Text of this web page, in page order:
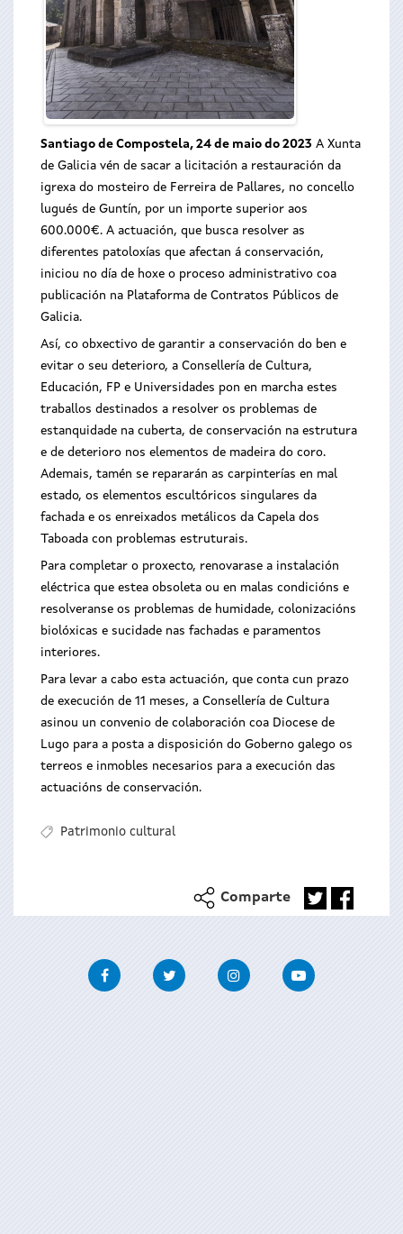
Santiago de Compostela, 24 de maio do 2023 A Xunta
de Galicia vén de sacar a licitación a restauración da
igrexa do mosteiro de Ferreira de Pallares, no concello
lugués de Guntín, por un importe superior aos
600.000€. A actuación, que busca resolver as
diferentes patoloxías que afectan á conservación,
iniciou no día de hoxe o proceso administrativo coa
publicación na Plataforma de Contratos Públicos de
Galicia.
Así, co obxectivo de garantir a conservación do ben e
evitar o seu deterioro, a Consellería de Cultura,
Educación, FP e Universidades pon en marcha estes
traballos destinados a resolver os problemas de
estanquidade na cuberta, de conservación na estrutura
e de deterioro nos elementos de madeira do coro.
Ademais, tamén se repararán as carpinterías en mal
estado, os elementos escultóricos singulares da
fachada e os enreixados metálicos da Capela dos
Taboada con problemas estruturais.
Para completar o proxecto, renovarase a instalación
eléctrica que estea obsoleta ou en malas condicións e
resolveranse os problemas de humidade, colonizacións
biolóxicas e sucidade nas fachadas e paramentos
interiores.
Para levar a cabo esta actuación, que conta cun prazo
de execución de 11 meses, a Consellería de Cultura
asinou un convenio de colaboración coa Diocese de
Lugo para a posta a disposición do Goberno galego os
terreos e inmobles necesarios para a execución das
actuacións de conservación.
Patrimonio cultural
Comparte
FacebookTwitter InstagramYoutube